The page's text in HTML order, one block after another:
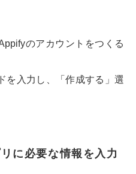
のアカウントをつくる
を入力し、「作成する」選
に必要な情報を入力